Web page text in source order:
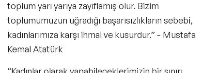
toplum yarı yarıya zayıflamış olur. Bizim
toplumumuzun uğradığı başarısızlıkların sebebi,
kadınlarımıza karşı ihmal ve kusurdur.” - Mustafa
Kemal Atatürk